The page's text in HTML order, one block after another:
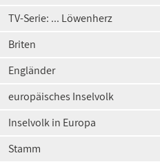
TV-Serie: ... Löwenherz
Briten
Engländer
europäisches Inselvolk
Inselvolk in Europa
Stamm